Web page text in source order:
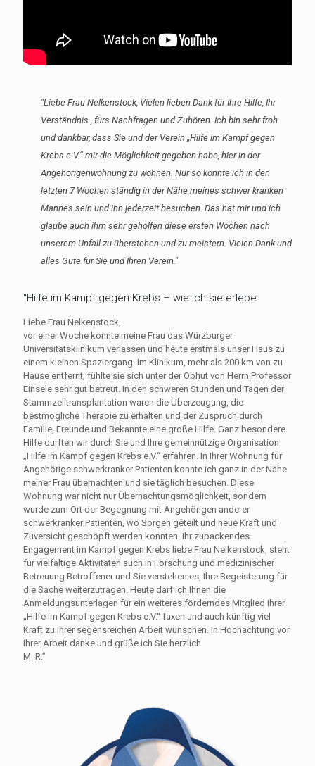
"Liebe Frau Nelkenstock, Vielen lieben Dank für Ihre Hilfe, Ihr
Verständnis , fürs Nachfragen und Zuhören. Ich bin sehr froh
und dankbar, dass Sie und der Verein „Hilfe im Kampf gegen
Krebs e.V.“ mir die Möglichkeit gegeben habe, hier in der
Angehörigenwohnung zu wohnen. Nur so konnte ich in den
letzten 7 Wochen ständig in der Nähe meines schwer kranken
Mannes sein und ihn jederzeit besuchen. Das hat mir und ich
glaube auch ihm sehr geholfen diese ersten Wochen nach
unserem Unfall zu überstehen und zu meistern. Vielen Dank und
alles Gute für Sie und Ihren Verein."
“Hilfe im Kampf gegen Krebs – wie ich sie erlebe
Liebe Frau Nelkenstock,
vor einer Woche konnte meine Frau das Würzburger
Universitätsklinikum verlassen und heute erstmals unser Haus zu
einem kleinen Spaziergang. Im Klinikum, mehr als 200 km von zu
Hause entfernt, fühlte sie sich unter der Obhut von Herrn Professor
Einsele sehr gut betreut. In den schweren Stunden und Tagen der
Stammzelltransplantation waren die Überzeugung, die
bestmögliche Therapie zu erhalten und der Zuspruch durch
Familie, Freunde und Bekannte eine große Hilfe. Ganz besondere
Hilfe durften wir durch Sie und Ihre gemeinnützige Organisation
„Hilfe im Kampf gegen Krebs e.V.“ erfahren. In Ihrer Wohnung für
Angehörige schwerkranker Patienten konnte ich ganz in der Nähe
meiner Frau übernachten und sie täglich besuchen. Diese
Wohnung war nicht nur Übernachtungsmöglichkeit, sondern
wurde zum Ort der Begegnung mit Angehörigen anderer
schwerkranker Patienten, wo Sorgen geteilt und neue Kraft und
Zuversicht geschöpft werden konnten. Ihr zupackendes
Engagement im Kampf gegen Krebs liebe Frau Nelkenstock, steht
für vielfältige Aktivitäten auch in Forschung und medizinischer
Betreuung Betroffener und Sie verstehen es, Ihre Begeisterung für
die Sache weiterzutragen. Heute darf ich Ihnen die
Anmeldungsunterlagen für ein weiteres förderndes Mitglied Ihrer
„Hilfe im Kampf gegen Krebs e.V.“ faxen und auch künftig viel
Kraft zu Ihrer segensreichen Arbeit wünschen. In Hochachtung vor
Ihrer Arbeit danke und grüße ich Sie herzlich
M. R.”